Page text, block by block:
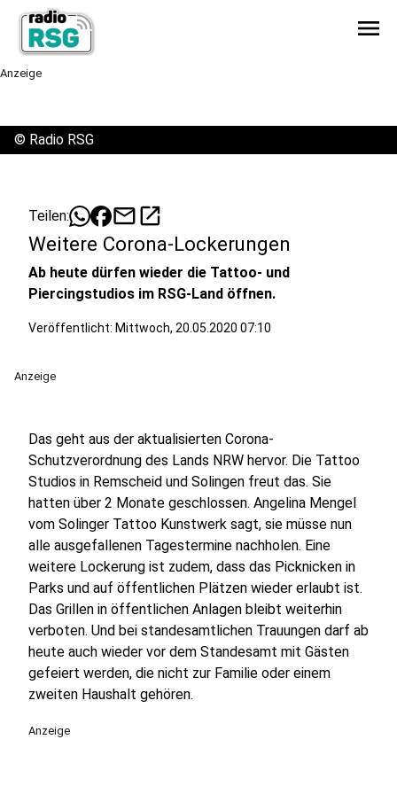
menu
Anzeige
© Radio RSG
Teilen: mailopen_in_new
Weitere Corona-Lockerungen
Ab heute dürfen wieder die Tattoo- und
Piercingstudios im RSG-Land öffnen.
Veröffentlicht: Mittwoch, 20.05.2020 07:10
Anzeige
Das geht aus der aktualisierten Corona-
Schutzverordnung des Lands NRW hervor. Die Tattoo
Studios in Remscheid und Solingen freut das. Sie
hatten über 2 Monate geschlossen. Angelina Mengel
vom Solinger Tattoo Kunstwerk sagt, sie müsse nun
alle ausgefallenen Tagestermine nachholen. Eine
weitere Lockerung ist zudem, dass das Picknicken in
Parks und auf öffentlichen Plätzen wieder erlaubt ist.
Das Grillen in öffentlichen Anlagen bleibt weiterhin
verboten. Und bei standesamtlichen Trauungen darf ab
heute auch wieder vor dem Standesamt mit Gästen
gefeiert werden, die nicht zur Familie oder einem
zweiten Haushalt gehören.
Anzeige